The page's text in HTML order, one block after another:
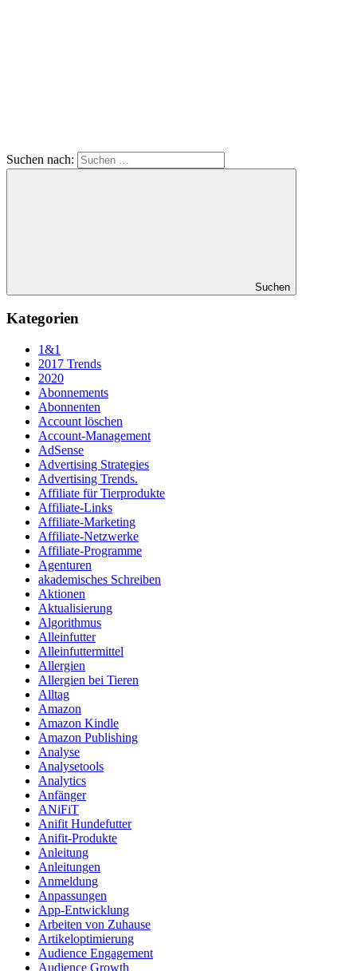
Suchen nach:
Suchen
Kategorien
1&1
2017 Trends
2020
Abonnements
Abonnenten
Account löschen
Account-Management
AdSense
Advertising Strategies
Advertising Trends.
Affiliate für Tierprodukte
Affiliate-Links
Affiliate-Marketing
Affiliate-Netzwerke
Affiliate-Programme
Agenturen
akademisches Schreiben
Aktionen
Aktualisierung
Algorithmus
Alleinfutter
Alleinfuttermittel
Allergien
Allergien bei Tieren
Alltag
Amazon
Amazon Kindle
Amazon Publishing
Analyse
Analysetools
Analytics
Anfänger
ANiFiT
Anifit Hundefutter
Anifit-Produkte
Anleitung
Anleitungen
Anmeldung
Anpassungen
App-Entwicklung
Arbeiten von Zuhause
Artikeloptimierung
Audience Engagement
Audience Growth